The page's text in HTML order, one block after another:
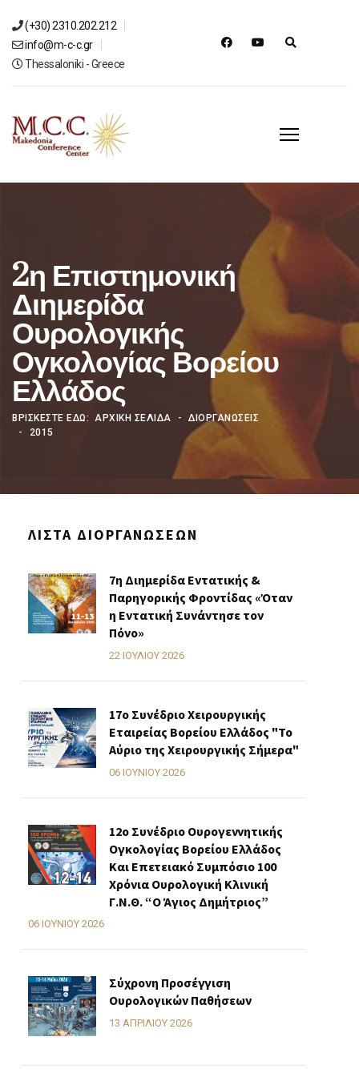
(+30) 2310.202.212
info@m-c-c.gr
Thessaloniki - Greece
2η Επιστημονική
Διημερίδα
Ουρολογικής
Ογκολογίας Βορείου
Ελλάδος
ΒΡΊΣΚΕΣΤΕ ΕΔΏ: ΑΡΧΙΚΗ ΣΕΛΙΔΑ
ΔΙΟΡΓΑΝΩΣΕΙΣ
2015
ΛΊΣΤΑ ΔΙΟΡΓΑΝΏΣΕΩΝ
7η Διημερίδα Εντατικής &
Παρηγορικής Φροντίδας «Όταν
η Εντατική Συνάντησε τον
Πόνο»
22 ΙΟΥΛΊΟΥ 2026
17ο Συνέδριο Χειρουργικής
Εταιρείας Βορείου Ελλάδος "Το
Αύριο της Χειρουργικής Σήμερα"
06 ΙΟΥΝΊΟΥ 2026
12ο Συνέδριο Ουρογεννητικής
Ογκολογίας Βορείου Ελλάδος
Και Επετειακό Συμπόσιο 100
Χρόνια Ουρολογική Κλινική
Γ.Ν.Θ. “Ο Άγιος Δημήτριος”
06 ΙΟΥΝΊΟΥ 2026
Σύχρονη Προσέγγιση
Ουρολογικών Παθήσεων
13 ΑΠΡΙΛΊΟΥ 2026